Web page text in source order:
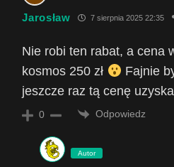
Jarosław 7 sierpnia 2025 22:35
Nie robi ten rabat, a cena
kosmos 250 zł
Fajnie
jeszcze raz tą cenę
0 Odpowiedz
Autor